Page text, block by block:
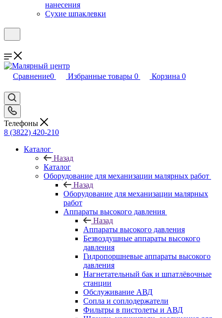
нанесения
Сухие шпаклевки
Сравнение0 Избранные товары 0 Корзина 0
Телефоны
8 (3822) 420-210
Каталог
Назад
Каталог
Оборудование для механизации малярных работ
Назад
Оборудование для механизации малярных
работ
Аппараты высокого давления
Назад
Аппараты высокого давления
Безвоздушные аппараты высокого
давления
Гидропоршневые аппараты высокого
давления
Нагнетательный бак и шпатлёвочные
станции
Обслуживание АВД
Сопла и соплодержатели
Фильтры в пистолеты и АВД